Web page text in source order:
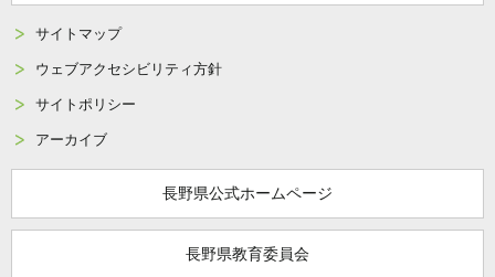
サイトマップ
ウェブアクセシビリティ方針
サイトポリシー
アーカイブ
長野県公式ホームページ
長野県教育委員会